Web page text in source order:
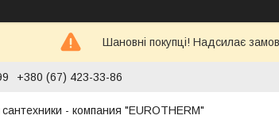
Шановні покупці! Надсилає
+380 (67) 423-33-86
- компания "EUROTHERM"